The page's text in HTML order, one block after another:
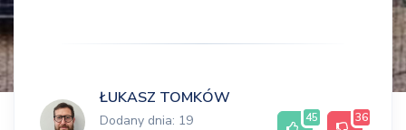
ŁUKASZ TOMKÓW
Dodany dnia: 19
45 36